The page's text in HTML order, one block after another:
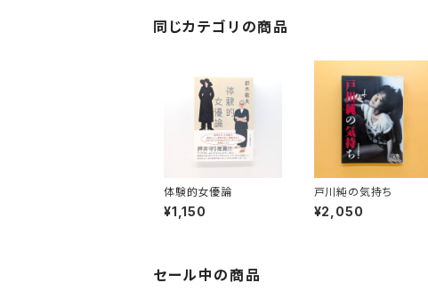
同じカテゴリの商品
体験的女優論
¥1,150
戸川純の気持ち
¥2,050
セール中の商品